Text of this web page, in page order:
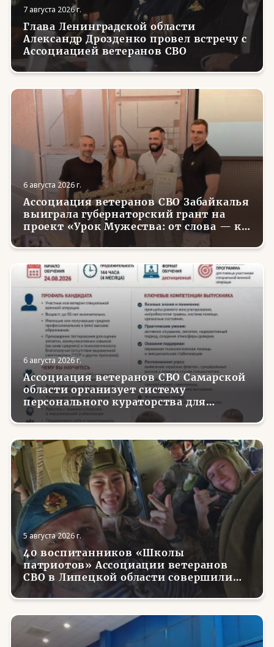
7 августа 2026 г.
Глава Ленинградской области
Александр Дрозденко провел встречу с
Ассоциацией ветеранов СВО
6 августа 2026 г.
Ассоциация ветеранов СВО Забайкалья
выиграла губернаторский грант на
проект «Урок Мужества: от слова — к
делу»
6 августа 2026 г.
Ассоциация ветеранов СВО Самарской
области организует систему
персонального кураторства для
трудоустройства и социализации
вернувшихся с фронта бойцов
5 августа 2026 г.
40 воспитанников «Школы
патриотов» Ассоциации ветеранов
СВО в Липецкой области совершили
первые парашютные прыжки